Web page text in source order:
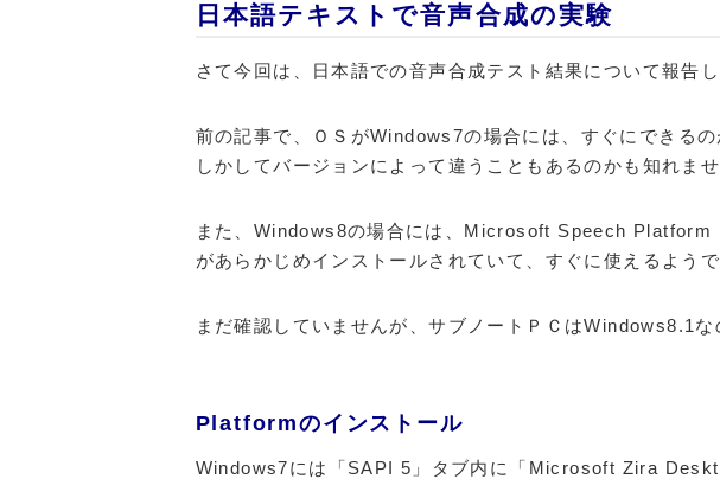
日本語テキストで音声合成の実験
さて今回は、日本語での音声合成テスト結果について報告し
前の記事で、ＯＳがWindows7の場合には、すぐにできる
しかしてバージョンによって違うこともあるのかも知れま
また、Windows8の場合には、Microsoft Speech
があらかじめインストールされていて、すぐに使えるようで
まだ確認していませんが、サブノートＰＣはWindows8.1
Platformのインストール
Windows7には「SAPI 5」タブ内に「Microsoft Zira